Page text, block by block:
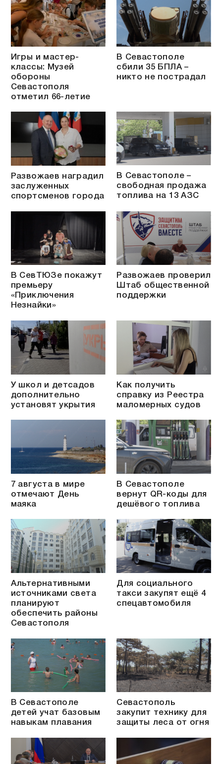
Игры и мастер-
классы: Музей
обороны
Севастополя
отметил 66-летие
В Севастополе
сбили 35 БПЛА –
никто не пострадал
Развожаев наградил
заслуженных
спортсменов города
В Севастополе –
свободная продажа
топлива на 13 АЗС
В СевТЮЗе покажут
премьеру
«Приключения
Незнайки»
Развожаев проверил
Штаб общественной
поддержки
У школ и детсадов
дополнительно
установят укрытия
Как получить
справку из Реестра
маломерных судов
7 августа в мире
отмечают День
маяка
В Севастополе
вернут QR-коды для
дешёвого топлива
Альтернативными
источниками света
планируют
обеспечить районы
Севастополя
Для социального
такси закупят ещё 4
спецавтомобиля
В Севастополе
детей учат базовым
навыкам плавания
Севастополь
закупит технику для
защиты леса от огня